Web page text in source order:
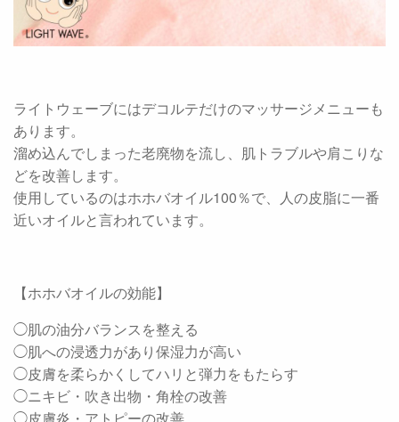
ライトウェーブにはデコルテだけのマッサージメニューも
あります。
溜め込んでしまった老廃物を流し、肌トラブルや肩こりな
どを改善します。
使用しているのはホホバオイル100％で、人の皮脂に一番
近いオイルと言われています。
【ホホバオイルの効能】
◯肌の油分バランスを整える
◯肌への浸透力があり保湿力が高い
◯皮膚を柔らかくしてハリと弾力をもたらす
◯ニキビ・吹き出物・角栓の改善